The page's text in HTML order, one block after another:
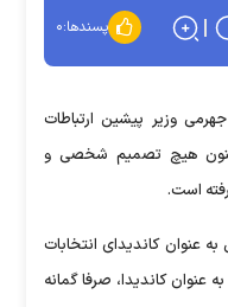
پسندها:۰
وزیر پیشین ارتباطات
هیچ تصمیم شخصی و
است.
عنوان کاندیدای انتخابات
عنوان کاندیدا، صرفا گمانه